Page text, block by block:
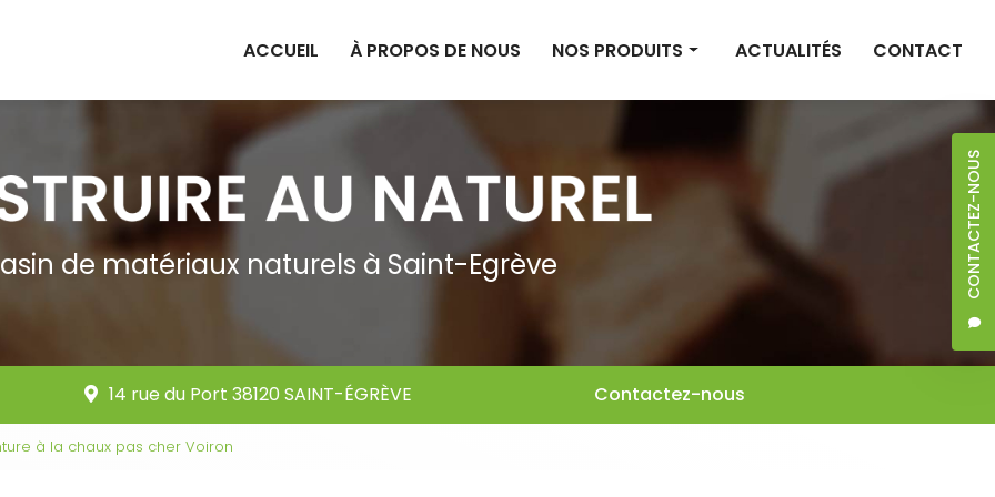
CONTACTEZ-NOUS
ACCUEIL
À PROPOS DE NOUS NOS PRODUITS
Isolation
Décoration
Entretien et santé
ACTUALITÉS CONTACT
de matériaux naturels à Saint-Egrève
14 rue du Port 38120 SAINT-ÉGRÈVE Contactez-nous
à la chaux pas cher Voiron